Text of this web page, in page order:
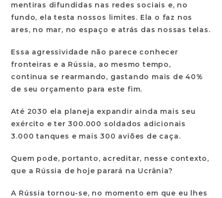
mentiras difundidas nas redes sociais e, no
fundo, ela testa nossos limites. Ela o faz nos
ares, no mar, no espaço e atrás das nossas telas.
Essa agressividade não parece conhecer
fronteiras e a Rússia, ao mesmo tempo,
continua se rearmando, gastando mais de 40%
de seu orçamento para este fim.
Até 2030 ela planeja expandir ainda mais seu
exército e ter 300.000 soldados adicionais
3.000 tanques e mais 300 aviões de caça.
Quem pode, portanto, acreditar, nesse contexto,
que a Rússia de hoje parará na Ucrânia?
A Rússia tornou-se, no momento em que eu lhes